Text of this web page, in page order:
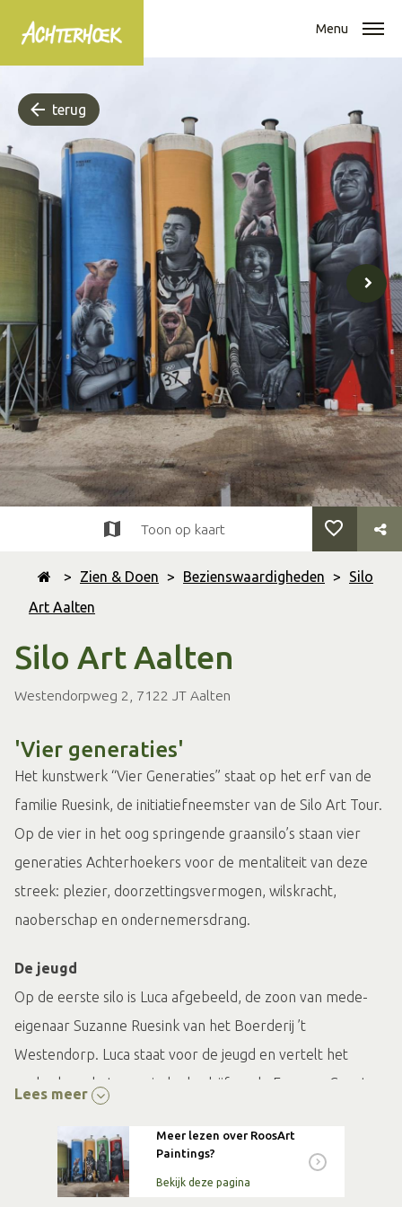
Menu
terug
> Zien & Doen > Bezienswaardigheden >
Silo
Art Aalten
Silo Art Aalten
Westendorpweg 2, 7122 JT Aalten
Toon op kaart
'Vier generaties'
Het kunstwerk “Vier Generaties” staat op het erf van de
familie Ruesink, de initiatiefneemster van de Silo Art Tour.
Op de vier in het oog springende graansilo’s staan vier
generaties Achterhoekers voor de mentaliteit van deze
streek: plezier, doorzettingsvermogen, wilskracht,
naoberschap en ondernemersdrang.
De jeugd
Op de eerste silo is Luca afgebeeld, de zoon van mede-
eigenaar Suzanne Ruesink van het Boerderij ’t
Westendorp. Luca staat voor de jeugd en vertelt het
verhaal van het agrarische bedrijf en de Farm en Country
Sport en veerkracht
Op de tweede silo staat Jelle van Gorkom, één van
Lees meer
Meer lezen over RoosArt
Paintings?
Bekijk deze pagina